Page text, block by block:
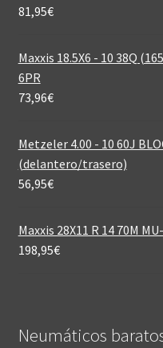
81,95€
Maxxis 18.5X6 - 10 38Q
6PR
73,96€
Metzeler 4.00 - 10 60J
(delantero/trasero)
56,95€
Maxxis 28X11 R 14 70M
198,95€
Neumáticos